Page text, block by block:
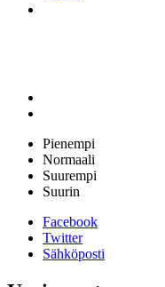
Pienempi
Normaali
Suurempi
Suurin
Facebook
Twitter
Sähköposti